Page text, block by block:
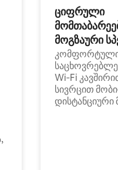
ციფრული
მოგზაური
Wi‑Fi
სივრცით
დისტანციური